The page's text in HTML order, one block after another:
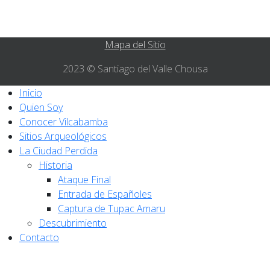
Mapa del Sitio
2023 © Santiago del Valle Chousa
Inicio
Quien Soy
Conocer Vilcabamba
Sitios Arqueológicos
La Ciudad Perdida
Historia
Ataque Final
Entrada de Españoles
Captura de Tupac Amaru
Descubrimiento
Contacto